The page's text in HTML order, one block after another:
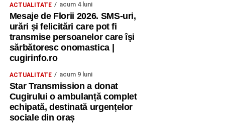
ACTUALITATE acum 4 luni
Mesaje de Florii 2026. SMS-uri,
urări și felicitări care pot fi
transmise persoanelor care îşi
sărbătoresc onomastica |
cugirinfo.ro
ACTUALITATE acum 9 luni
Star Transmission a donat
Cugirului o ambulanță complet
echipată, destinată urgențelor
sociale din oraș